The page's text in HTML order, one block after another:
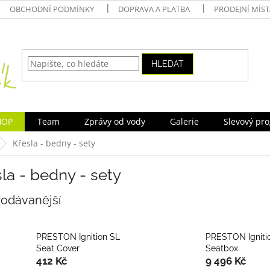
OBCHODNÍ PODMÍNKY DOPRAVA A PLATBA PRODEJNÍ
HLEDAT
Team Zprávy od vody Galerie Slevový
Křesla - bedny - sety
- bedny - sety
PRESTON Ignition SL
Seat Cover
412 Kč
PRESTON
Seatbox
9 496 Kč